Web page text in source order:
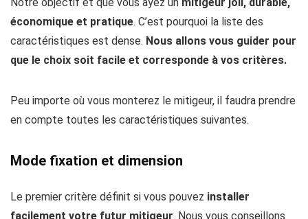
Notre objectif et que vous ayez un mitigeur joli, durable,
économique et pratique. C’est pourquoi la liste des
caractéristiques est dense. Nous allons vous guider pour
que le choix soit facile et corresponde à vos critères.
Peu importe où vous monterez le mitigeur, il faudra prendre
en compte toutes les caractéristiques suivantes.
Mode fixation et dimension
Le premier critère définit si vous pouvez installer
facilement votre futur mitigeur. Nous vous conseillons